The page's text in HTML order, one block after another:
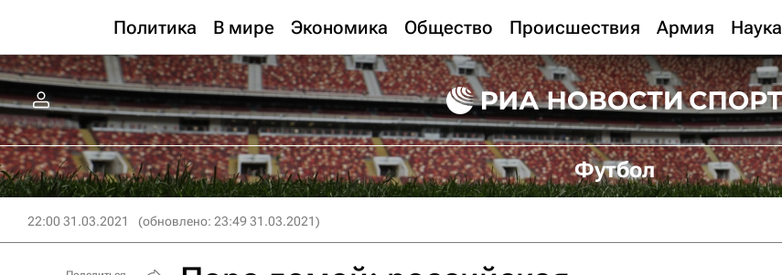
Политика В мире Экономика Общество Происшествия Армия Наука
Футбол
22:00 31.03.2021 (обновлено: 23:49 31.03.2021)